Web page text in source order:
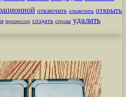
отключить отключить открыть
процессор создать строка удалить